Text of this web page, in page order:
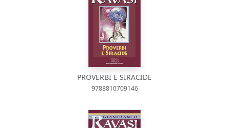
PROVERBI E SIRACIDE
9788810709146